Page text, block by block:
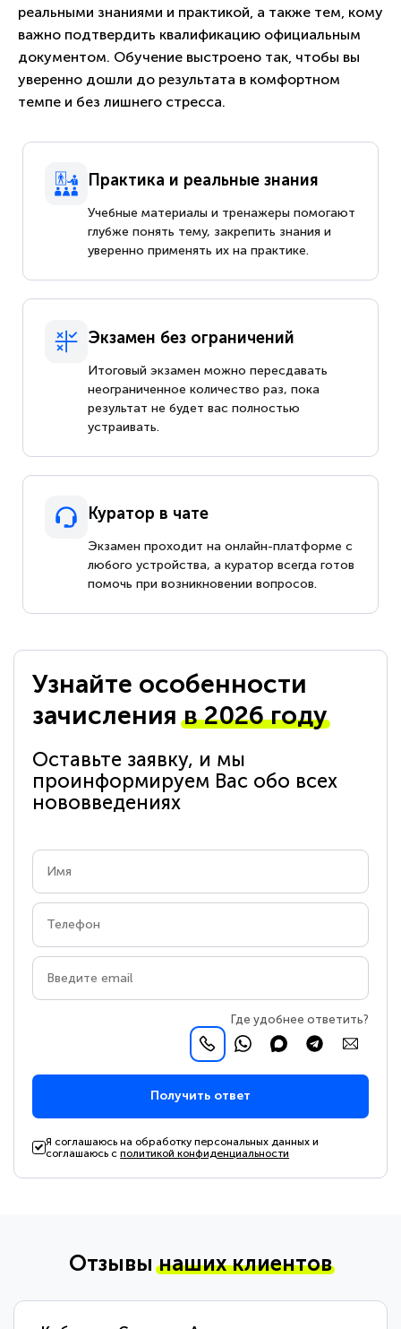
реальными знаниями и практикой, а также тем, кому
важно подтвердить квалификацию официальным
документом. Обучение выстроено так, чтобы вы
уверенно дошли до результата в комфортном
темпе и без лишнего стресса.
Практика и реальные знания
Учебные материалы и тренажеры помогают
глубже понять тему, закрепить знания и
уверенно применять их на практике.
Экзамен без ограничений
Итоговый экзамен можно пересдавать
неограниченное количество раз, пока
результат не будет вас полностью
устраивать.
Куратор в чате
Экзамен проходит на онлайн-платформе с
любого устройства, а куратор всегда готов
помочь при возникновении вопросов.
Узнайте особенности
зачисленияв 2026 году
Оставьте заявку, и мы
проинформируем Вас обо всех
нововведениях
Где удобнее ответить?
Получить ответ
Я соглашаюсь на обработку персональных данных и
соглашаюсь сполитикой конфиденциальности
Отзывынаших клиентов